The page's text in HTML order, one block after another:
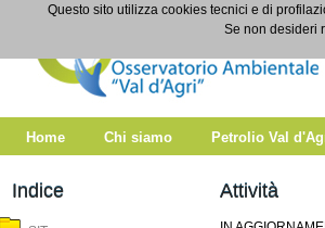
Attività
Home Chi siamo Petrolio Val
Indice Attività
Questo sito utilizza cookies tecnici e di
Se non desideri